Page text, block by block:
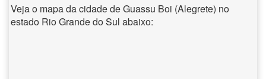
Veja o mapa da cidade de Guassu Boi (Alegrete) no
estado Rio Grande do Sul abaixo: